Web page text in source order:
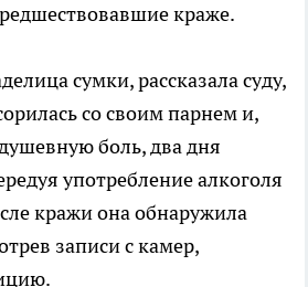
краже.
сумки, рассказала суду,
со своим парнем и,
боль, два дня
употребление алкоголя
кражи она обнаружила
записи с камер,